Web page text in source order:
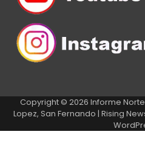
Copyright © 2026 Informe
Lopez, San Fernando | Rising